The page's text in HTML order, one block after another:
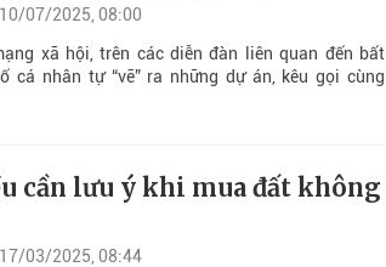
10/07/2025, 08:00
xã hội, trên các diễn đàn liên quan đến bất
cá nhân tự “vẽ” ra những dự án, kêu gọi cùng
cần lưu ý khi mua đất không
17/03/2025, 08:44